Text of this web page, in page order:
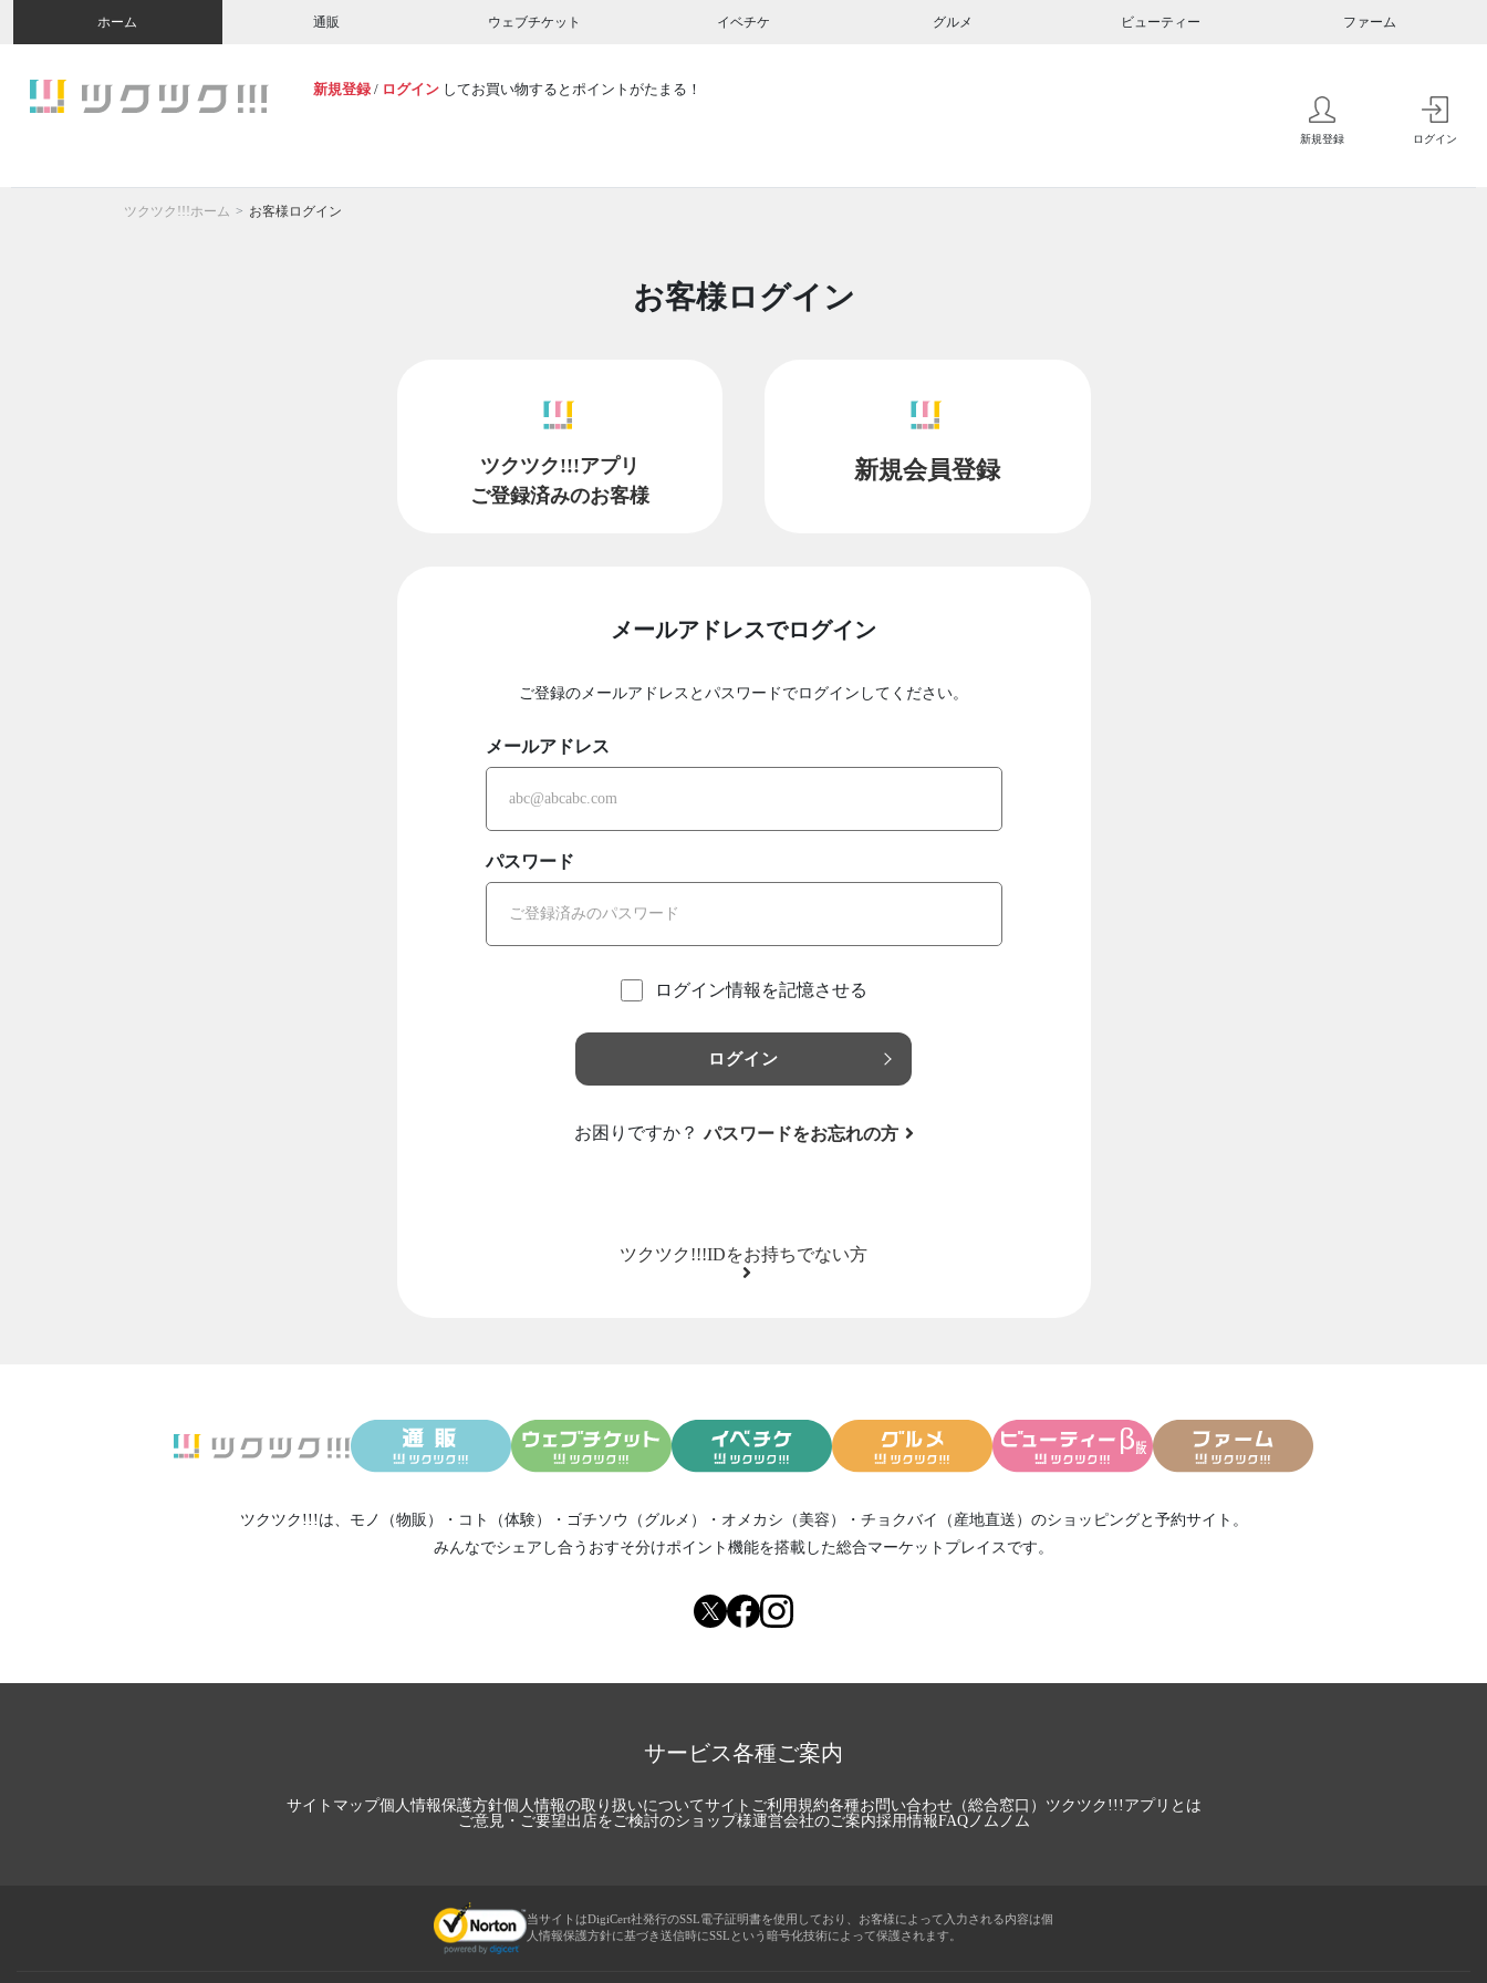
ホーム 通販 ウェブチケット イベチケ グルメ ビューティー ファーム
新規登録 / ログイン してお買い物するとポイントがたまる！
新規登録 ログイン
ツクツク!!!ホーム お客様ログイン
お客様ログイン
ツクツク!!!アプリ
ご登録済みのお客様
新規会員登録
メールアドレスでログイン
ご登録のメールアドレスとパスワードでログインしてください。
メールアドレス
パスワード
ログイン情報を記憶させる
ログイン
お困りですか？ パスワードをお忘れの方
ツクツク!!!IDをお持ちでない方
ツクツク!!!は、 モノ（物販） ・ コト（体験） ・ ゴチソウ（グルメ） ・ オメカシ（美容） ・ チョクバイ（産地直送） のショッピングと予約サイト。
みんなでシェアし合う おすそ分けポイント機能を搭載した総合マーケットプレイスです。
サービス各種ご案内
サイトマップ個人情報保護方針個人情報の取り扱いについてサイトご利用規約各種お問い合わせ（総合窓口） ツクツク!!!アプリとは
ご意見・ご要望出店をご検討のショップ様運営会社のご案内採用情報FAQノムノム
当サイトはDigiCert社発行のSSL電子証明書を使用しており、お客様によって入力される内容は個
人情報保護方針に基づき送信時にSSLという暗号化技術によって保護されます。